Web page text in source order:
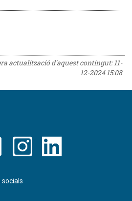
actualització d'aquest contingut:11-
12-2024 15:08
socials